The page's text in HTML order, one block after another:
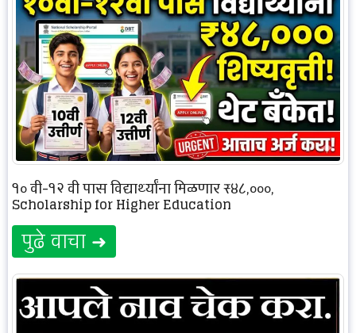
१० वी-१२ वी पास विद्यार्थ्यांना मिळणार ₹४८,०००,
Scholarship for Higher Education
पुढे वाचा ➜